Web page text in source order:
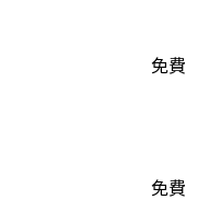
免費
免費